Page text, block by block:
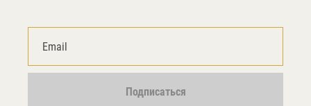
Подписаться